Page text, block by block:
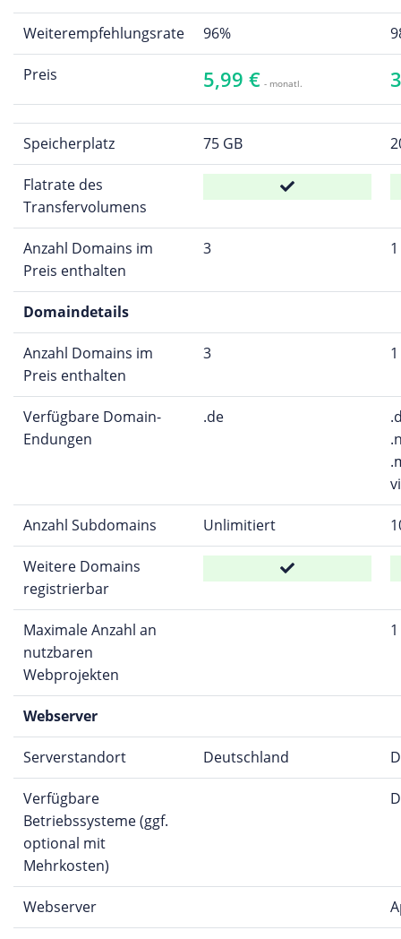
Weiterempfehlungsrate 96%
Preis 5,99 € - monatl.
Speicherplatz 75 GB
Flatrate des
Transfervolumens
Anzahl Domains im
Preis enthalten
3 1
Domaindetails
Anzahl Domains im
Preis enthalten
3 1
Verfügbare Domain-
Endungen
.de
Anzahl Subdomains Unlimitiert
Weitere Domains
registrierbar
Maximale Anzahl an
nutzbaren
Webprojekten
1
Webserver
Serverstandort Deutschland
Verfügbare
Betriebssysteme (ggf.
optional mit
Mehrkosten)
Webserver